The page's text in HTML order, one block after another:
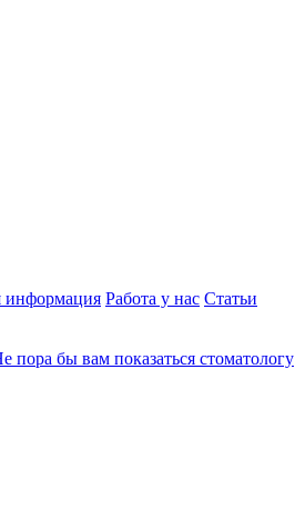
информация Работа у нас Статьи
пора бы вам показаться стоматологу